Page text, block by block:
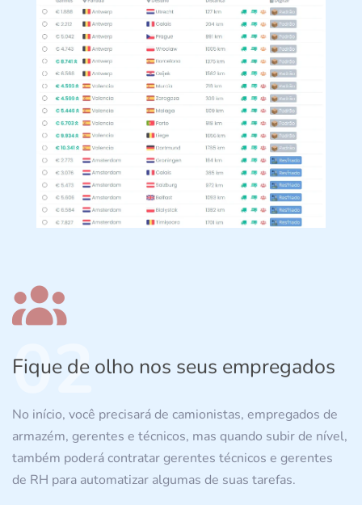
02
Fique de olho nos seus empregados
No início, você precisará de camionistas, empregados de
armazém, gerentes e técnicos, mas quando subir de nível,
também poderá contratar gerentes técnicos e gerentes
de RH para automatizar algumas de suas tarefas.